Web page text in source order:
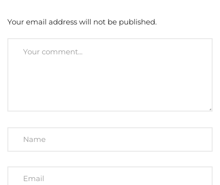
Your email address will not be published.